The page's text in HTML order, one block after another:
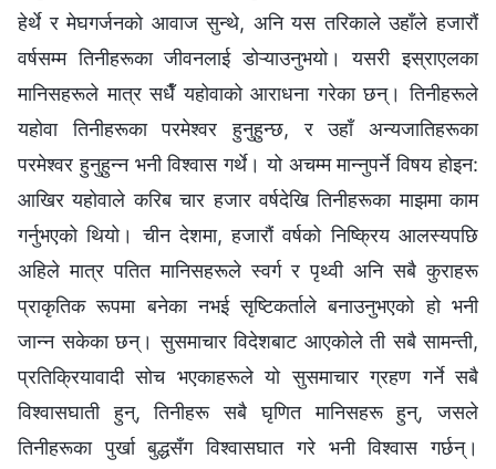
हेर्थे र मेघगर्जनको आवाज सुन्थे, अनि यस तरिकाले उहाँले हजारौं
वर्षसम्म तिनीहरूका जीवनलाई डोऱ्याउनुभयो। यसरी इस्राएलका
मानिसहरूले मात्र सधैँ यहोवाको आराधना गरेका छन्। तिनीहरूले
यहोवा तिनीहरूका परमेश्‍वर हुनुहुन्छ, र उहाँ अन्यजातिहरूका
परमेश्‍वर हुनुहुन्‍न भनी विश्‍वास गर्थे। यो अचम्म मान्‍नुपर्ने विषय होइन:
आखिर यहोवाले करिब चार हजार वर्षदेखि तिनीहरूका माझमा काम
गर्नुभएको थियो। चीन देशमा, हजारौं वर्षको निष्क्रिय आलस्यपछि
अहिले मात्र पतित मानिसहरूले स्वर्ग र पृथ्वी अनि सबै कुराहरू
प्राकृतिक रूपमा बनेका नभई सृष्टिकर्ताले बनाउनुभएको हो भनी
जान्‍न सकेका छन्। सुसमाचार विदेशबाट आएकोले ती सबै सामन्ती,
प्रतिक्रियावादी सोच भएकाहरूले यो सुसमाचार ग्रहण गर्ने सबै
विश्‍वासघाती हुन्, तिनीहरू सबै घृणित मानिसहरू हुन्, जसले
तिनीहरूका पुर्खा बुद्धसँग विश्‍वासघात गरे भनी विश्‍वास गर्छन्।